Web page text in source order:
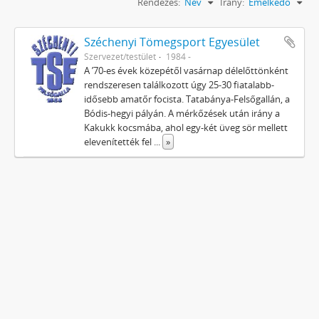
Széchenyi Tömegsport Egyesület
Szervezet/testület 1984 -
A ’70-es évek közepétől vasárnap délelőttönként
rendszeresen találkozott úgy 25-30 fiatalabb-
idősebb amatőr focista. Tatabánya-Felsőgallán, a
Bódis-hegyi pályán. A mérkőzések után irány a
Kakukk kocsmába, ahol egy-két üveg sör mellett
elevenítették fel ... »